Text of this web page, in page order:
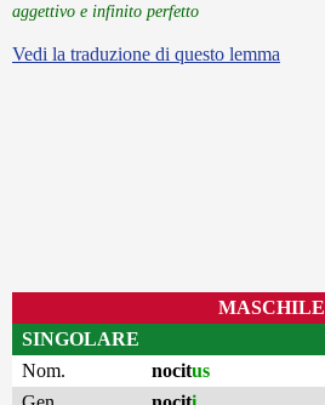
aggettivo e infinito perfetto
Vedi la traduzione di questo lemma
MASCHILE
SINGOLARE
Nom.
nocitus